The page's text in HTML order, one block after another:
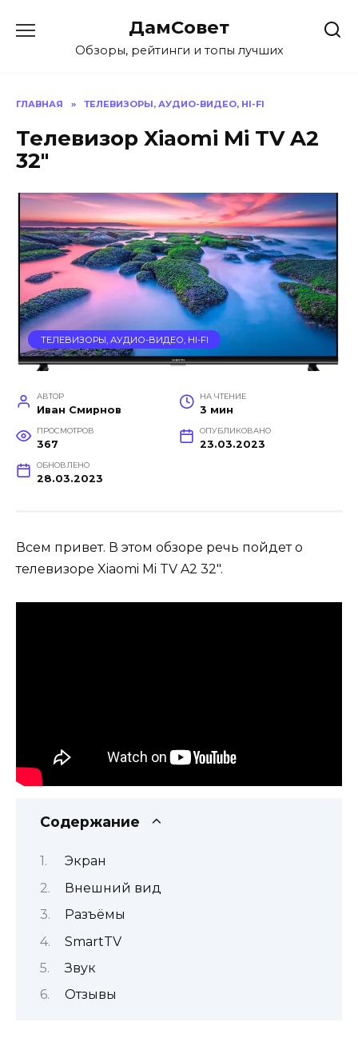
содержанию
ДамСовет
Обзоры, рейтинги и топы лучших
ГЛАВНАЯ » ТЕЛЕВИЗОРЫ, АУДИО-ВИДЕО, HI-FI
Телевизор Xiaomi Mi TV A2
32″
ТЕЛЕВИЗОРЫ, АУДИО-ВИДЕО, HI-FI
АВТОР
Иван Смирнов
НА ЧТЕНИЕ
3 мин
ПРОСМОТРОВ
367
ОПУБЛИКОВАНО
23.03.2023
ОБНОВЛЕНО
28.03.2023
Всем привет. В этом обзоре речь пойдет о
телевизоре Xiaomi Mi TV A2 32″.
Содержание
Экран
Внешний вид
Разъёмы
SmartTV
Звук
Отзывы